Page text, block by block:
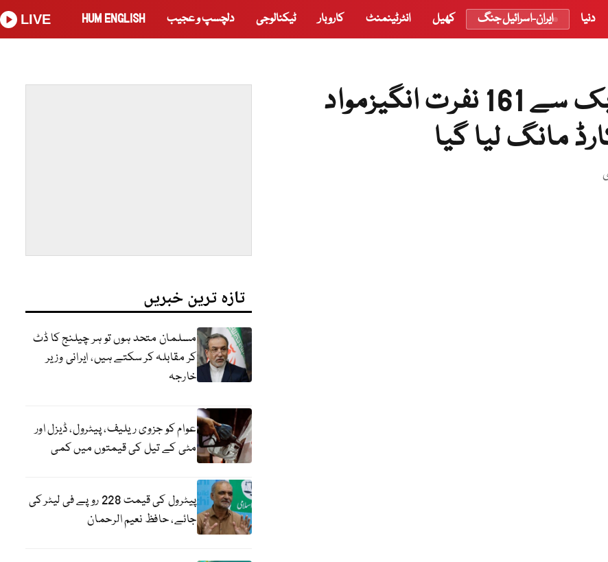
دنیا ایران-اسرائیل جنگ کھیل انٹرٹینمنٹ کاروبار ٹیکنالوجی دلچسپ و عجیب HUM ENGLISH
LIVE
ٹوئٹر،یوٹیوب،ٹک ٹاک،فیس بک سے 161 نفرت انگیزمواد
مانگ لیا گیا
تازہ ترین خبریں
مسلمان متحد ہوں تو ہر چیلنج کا ڈٹ
کر مقابلہ کر سکتے ہیں، ایرانی وزیر
خارجہ
عوام کو جزوی ریلیف، پیٹرول، ڈیزل اور
مٹی کے تیل کی قیمتوں میں کمی
پیٹرول کی قیمت 228 روپے فی لیٹر کی
جائے، حافظ نعیم الرحمان